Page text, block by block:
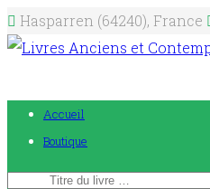
Hasparren (64240), France
Accueil
Boutique